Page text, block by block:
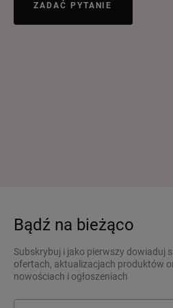
ZADAĆ PYTANIE
Bądź na bieżąco
Subskrybuj i jako pierwszy dowiaduj
ofertach, aktualizacjach produktów
nowościach i ogłoszeniach